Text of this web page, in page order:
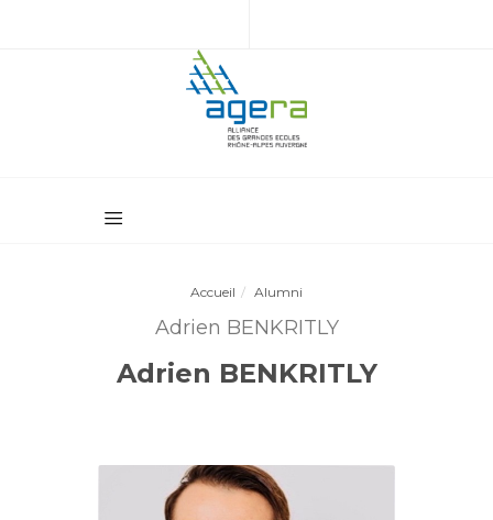
Accueil Alumni
Adrien BENKRITLY
Adrien BENKRITLY